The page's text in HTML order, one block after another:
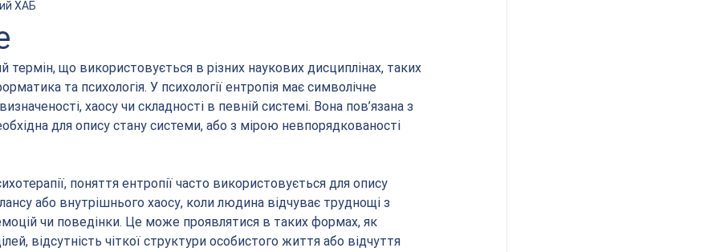
ХАБ
термін, що використовується в різних наукових дисциплінах, таких
та психологія. У психології ентропія має символічне
хаосу чи складності в певній системі. Вона пов’язана з
для опису стану системи, або з мірою невпорядкованості
поняття ентропії часто використовується для опису
або внутрішнього хаосу, коли людина відчуває труднощі з
чи поведінки. Це може проявлятися в таких формах, як
відсутність чіткої структури особистого життя або відчуття